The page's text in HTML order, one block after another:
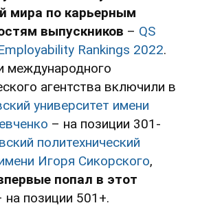
мира по карьерным
выпускников – QS
Rankings 2022.
международного
агентства включили в
университет имени
– на позиции 301-
политехнический
Игоря Сикорского,
попал в этот
на позиции 501+.